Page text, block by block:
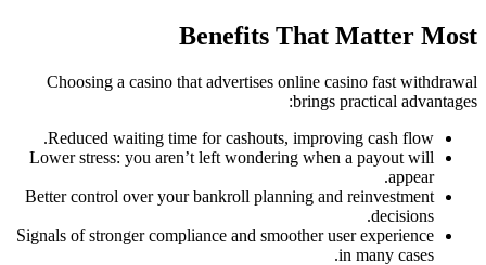
Benefits That Matter Most
Choosing a casino that advertises online casino fast withdrawal
brings practical advantages:
Reduced waiting time for cashouts, improving cash flow.
Lower stress: you aren’t left wondering when a payout will
appear.
Better control over your bankroll planning and reinvestment
decisions.
Signals of stronger compliance and smoother user experience
in many cases.